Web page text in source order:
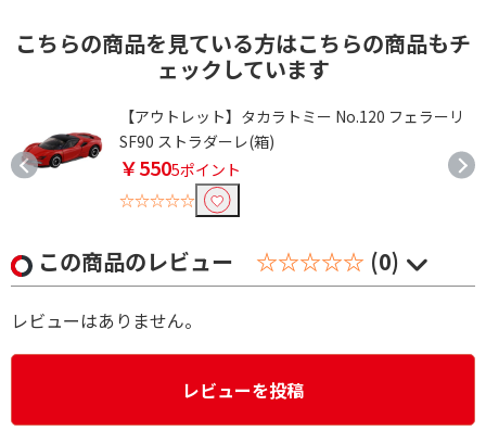
こちらの商品を見ている方はこちらの商品もチ
ェックしています
【アウトレット】タカラトミー No.120 フェラーリ
SF90 ストラダーレ(箱)
￥5505ポイント
☆☆☆☆☆
この商品のレビュー ☆☆☆☆☆ (0)
レビューはありません。
レビューを投稿